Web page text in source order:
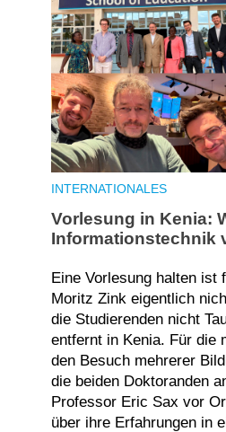
INTERNATIONALES
Vorlesung in Kenia:
Informationstechnik
Eine Vorlesung halten ist
Moritz Zink eigentlich
die Studierenden nicht
entfernt in Kenia. Für die
den Besuch mehrerer
die beiden Doktoranden
Professor Eric Sax vor
über ihre Erfahrungen in